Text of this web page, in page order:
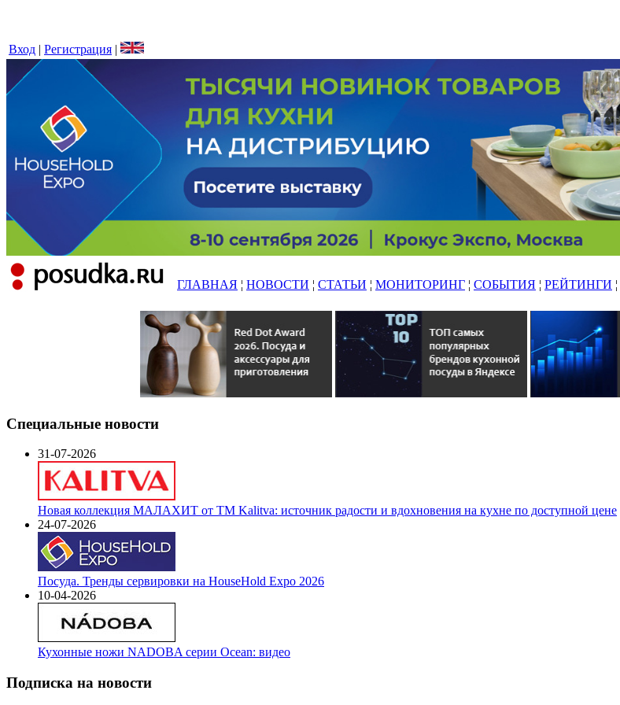
Вход | Регистрация |
ГЛАВНАЯ ¦ НОВОСТИ ¦ СТАТЬИ ¦ МОНИТОРИНГ ¦ СОБЫТИЯ ¦ РЕЙТИНГИ ¦
Специальные новости
31-07-2026
Новая коллекция МАЛАХИТ от ТМ Kalitva: источник радости и вдохновения на кухне по доступной цене
24-07-2026
Посуда. Тренды сервировки на HouseHold Expo 2026
10-04-2026
Кухонные ножи NADOBA серии Ocean: видео
Подписка на новости